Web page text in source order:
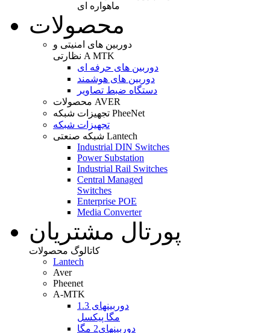
ماهواره ای
محصولات
دوربین های امنیتی و
نظارتی A MTK
دوربین های حرفه ای
دوربین های هوشمند
دستگاه ضبط تصاویر
محصولات AVER
تجهیزات شبکه PheeNet
تجهیزات شبکه
شبکه صنعتی Lantech
Industrial DIN Switches
Power Substation
Industrial Rail Switches
Central Managed
Switches
Enterprise POE
Media Converter
پورتال مشتریان
کاتالوگ محصولات
Lantech
Aver
Pheenet
A-MTK
دوربینهای 1.3
مگا پیکسل
دوربینهای2 مگا